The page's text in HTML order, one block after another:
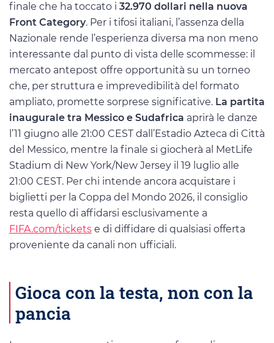
finale che ha toccato i 32.970 dollari nella nuova
Front Category. Per i tifosi italiani, l’assenza della
Nazionale rende l’esperienza diversa ma non meno
interessante dal punto di vista delle scommesse: il
mercato antepost offre opportunità su un torneo
che, per struttura e imprevedibilità del formato
ampliato, promette sorprese significative. La partita
inaugurale tra Messico e Sudafrica aprirà le danze
l’11 giugno alle 21:00 CEST dall’Estadio Azteca di Città
del Messico, mentre la finale si giocherà al MetLife
Stadium di New York/New Jersey il 19 luglio alle
21:00 CEST. Per chi intende ancora acquistare i
biglietti per la Coppa del Mondo 2026, il consiglio
resta quello di affidarsi esclusivamente a
FIFA.com/tickets e di diffidare di qualsiasi offerta
proveniente da canali non ufficiali.
Gioca con la testa, non con la
pancia